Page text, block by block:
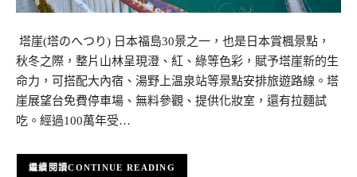
塔崖(塔のへつり) 日本福島30景之一，也是日本賞楓景點，
秋冬之際，整片山林呈現澄、紅、綠等色彩，賦予塔崖新的生
命力，可搭配大內宿、湯野上温泉站等景點安排旅遊路線。塔
崖展望台免費停車場、無料參觀、提供化妝室，還有拉麵試
吃。經過100萬年受…
CONTINUE READING